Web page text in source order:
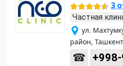
3
Частная
ул.
район, Ташкент
☎